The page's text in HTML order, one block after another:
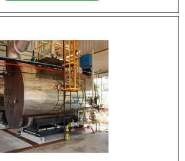
E MONTAGEM INDUSTRIALSe
em uma empresa altamente
encontra na internet a Master Serviços
Na companhia também é possível
de cilindros pneumáticos e
pantógrafos, garantindo o que há de
atualidade.Ainda tratando-se de
fabricação e montagem industrial,
exatidão em orçar com empresas que